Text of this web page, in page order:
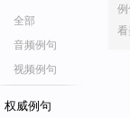
全部
音频例句
视频例句
权威例句
例
看